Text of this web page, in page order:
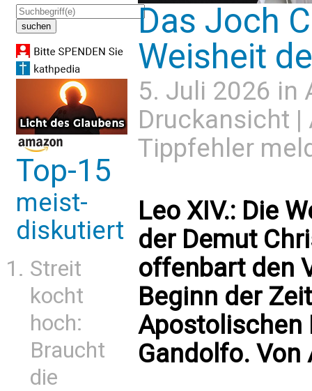
Top-15
meist-
diskutiert
Streit
kocht
hoch:
Braucht
die
Das Joch
Weisheit
5. Juli 2026 in
Druckansicht |
Tippfehler
Leo XIV.: Die
der Demut
offenbart den
Beginn der
Apostolischen
Gandolfo.